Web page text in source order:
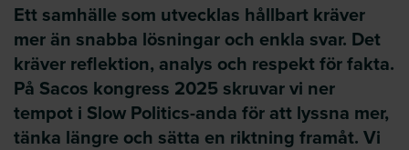
Ett samhälle som utvecklas hållbart kräver
mer än snabba lösningar och enkla svar. Det
kräver reflektion, analys och respekt för fakta.
På Sacos kongress 2025 skruvar vi ner
tempot i Slow Politics-anda för att lyssna mer,
tänka längre och sätta en riktning framåt. Vi